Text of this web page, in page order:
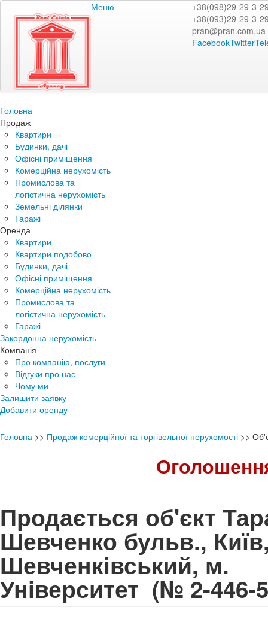
Меню
+38(098)29-29-3-
+38(093)29-29-3-
pran@pran.com.ua
FacebookTwitter
Головна
Продаж
Квартири
Будинки, дачі
Офісні приміщення
Комерційна нерухомість
Промислова та
логістична нерухомість
Земельні ділянки
Гаражі
Оренда
Квартири
Квартири подобово
Будинки, дачі
Офісні приміщення
Комерційна нерухомість
Промислова та
логістична нерухомість
Гаражі
Закордонна нерухомість
Компанія
Про компанію, послуги
Відгуки про нас
Чому ми
Залишити заявку
Добавити оренду
Головна >> Продаж комерційної та торгівельної нерухомості >>
Продається об'єкт
Шевченко бульв.,
Шевченківський, м.
Університет (№ 2-446-